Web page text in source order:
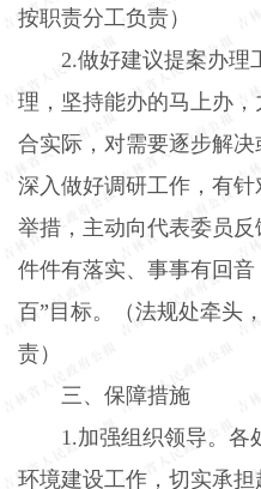
按职责分工负责）
2.做好建议提案办理
理，坚持能办的马上办
合实际，对需要逐步解决
深入做好调研工作，有
举措，主动向代表委员
件件有落实、事事有回
百”目标。（法规处牵头
责）
三、保障措施
1.加强组织领导。各
环境建设工作，切实承